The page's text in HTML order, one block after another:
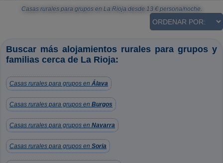
Casas rurales para grupos en La Rioja desde 13€ persona/noche.
Buscar más alojamientos rurales para grupos y
familias cerca de La Rioja:
Casas rurales para grupos en Álava
Casas rurales para grupos en Burgos
Casas rurales para grupos en Navarra
Casas rurales para grupos en Soria